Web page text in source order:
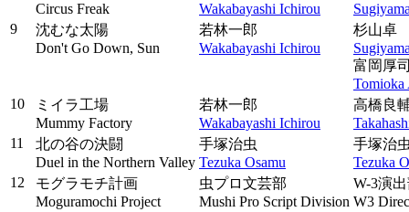
Circus Freak
Wakabayashi Ichirou
9
沈むな太陽
Don't Go Down, Sun
若林一郎
Wakabayashi Ichirou
杉山卓
富岡厚
Tomioka
10
ミイラ工場
Mummy Factory
若林一郎
Wakabayashi Ichirou
高橋良
11
北の谷の決闘
Duel in the Northern Valley
手塚治虫
Tezuka Osamu
手塚治
Tezuka
12
モグラモチ計画
Moguramochi Project
虫プロ文芸部
Mushi Pro Script Division
W-3演
W3